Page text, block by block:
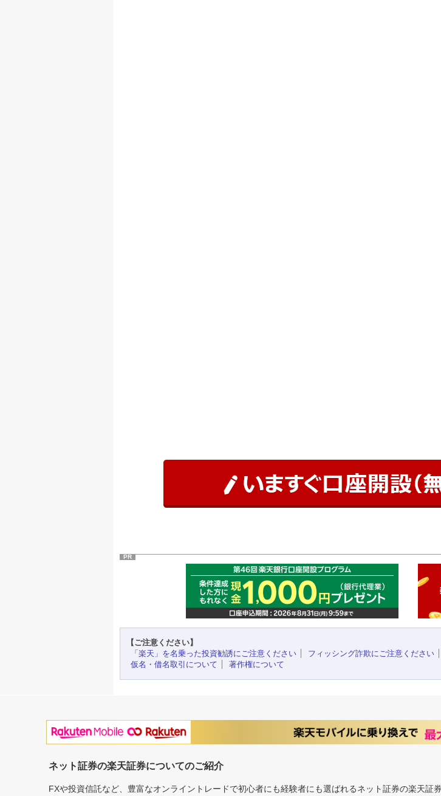
PR
【ご注意ください】
「楽天」を名乗った投資勧誘にご注意ください
フィッシング詐欺にご注意ください
仮名・借名取引について
著作権について
ネット証券の楽天証券についてのご紹介
FXや投資信託など、豊富なオンライントレードで初心者にも経験者にも選ばれるネット証券の楽天